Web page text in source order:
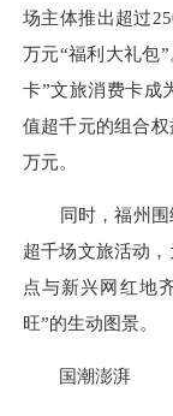
场主体推出超过
万元“福利大礼包
卡”文旅消费卡成
值超千元的组合
万元。
同时，福州围绕
超千场文旅活动
点与新兴网红地
旺”的生动图景。
国潮澎湃